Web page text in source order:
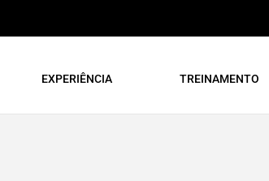
EXPERIÊNCIA TREINAMENTO